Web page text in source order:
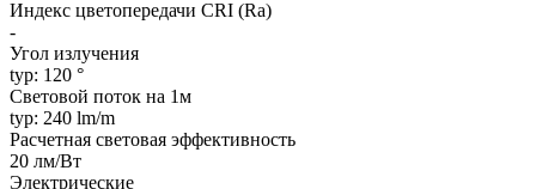
Индекс цветопередачи CRI (Ra)
-
Угол излучения
typ: 120 °
Световой поток на 1м
typ: 240 lm/m
Расчетная световая эффективность
20 лм/Вт
Электрические